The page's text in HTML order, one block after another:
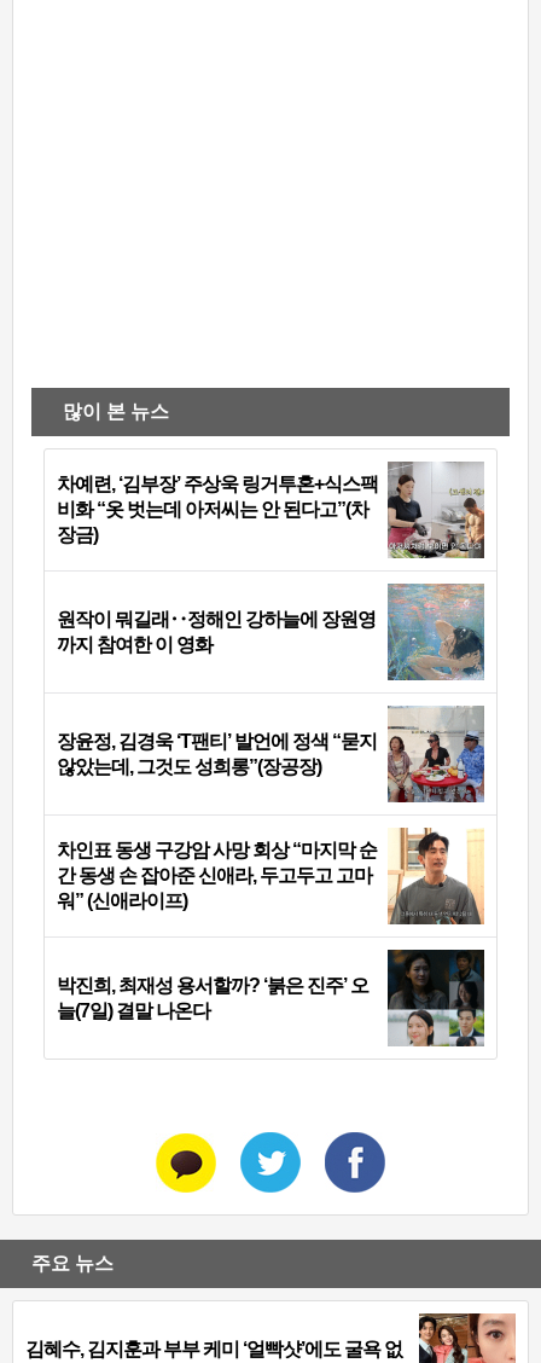
많이 본 뉴스
차예련, ‘김부장’ 주상욱 링거투혼+식스팩
비화 “옷 벗는데 아저씨는 안 된다고”(차
장금)
원작이 뭐길래‥정해인 강하늘에 장원영
까지 참여한 이 영화
장윤정, 김경욱 ‘T팬티’ 발언에 정색 “묻지
않았는데, 그것도 성희롱”(장공장)
차인표 동생 구강암 사망 회상 “마지막 순
간 동생 손 잡아준 신애라, 두고두고 고마
워” (신애라이프)
박진희, 최재성 용서할까? ‘붉은 진주’ 오
늘(7일) 결말 나온다
주요 뉴스
김혜수, 김지훈과 부부 케미 ‘얼빡샷’에도 굴욕 없